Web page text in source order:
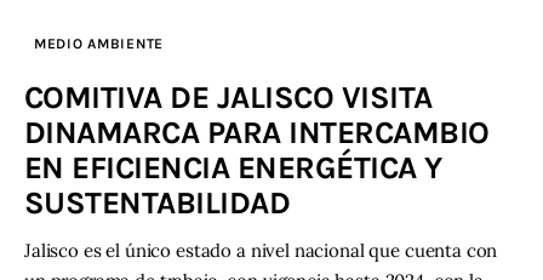
MEDIO AMBIENTE
COMITIVA DE JALISCO VISITA
DINAMARCA PARA INTERCAMBIO
EN EFICIENCIA ENERGÉTICA Y
SUSTENTABILIDAD
Jalisco es el único estado a nivel nacional que cuenta con